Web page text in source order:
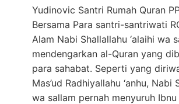
Yudinovic Santri Rumah Quran
Bersama Para santri-santriwati
Alam Nabi Shallallahu ‘alaihi wa
mendengarkan al-Quran yang
para sahabat. Seperti yang
Mas’ud Radhiyallahu ‘anhu, Nabi
wa sallam pernah menyuruh Ibnu